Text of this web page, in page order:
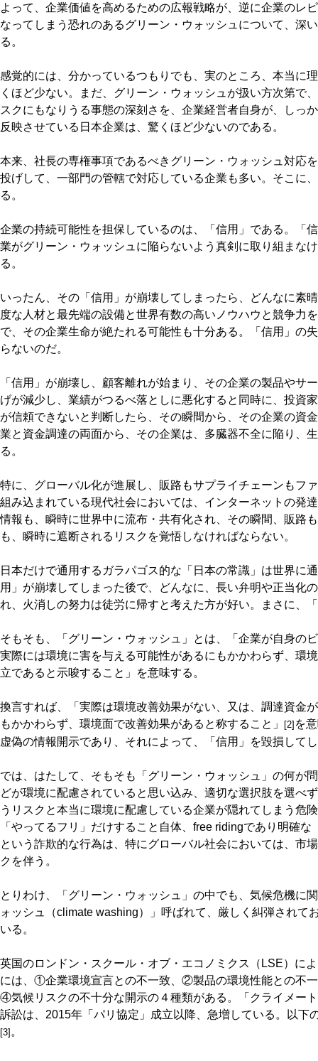
よって、企業価値を高めるための広報戦略が、逆に企業のレ
なってしまう恐れのあるグリーン・ウォッシュについて、深
る。
感覚的には、分かっているつもりでも、実のところ、本当に
くほど少ない。まだ、グリーン・ウォッシュが扱い方次第で
スクにもなりうる事態の深刻さを、企業経営者自身が、しっ
反映させている日本企業は、驚くほど少ないのである。
本来、社長の専権事項であるべきグリーン・ウォッシュ対応
投げして、一部門の管轄で対応している企業も多い。そこに
る。
企業の持続可能性を担保しているのは、「信用」である。「
業がグリーン・ウォッシュに陥らないよう真剣に取り組まな
る。
いったん、その「信用」が崩壊してしまったら、どんなに素
度な人材と最先端の設備と世界有数の高いノウハウと競争力
で、その企業生命が絶たれる可能性も十分ある。「信用」の
らないのだ。
「信用」が崩壊し、顧客離れが始まり、その企業の製品やサ
げが減少し、業績がつるべ落としに悪化すると同時に、投資
が信頼できないと判断したら、その瞬間から、その企業の資
業と資金調達の両面から、その企業は、多臓器不全に陥り、
る。
特に、グローバル化が進展し、販路もサプライチェーンもフ
組み込まれている現代社会においては、インターネットの発
情報も、瞬時に世界中に流布・共有化され、その瞬間、販路
も、瞬時に遮断されるリスクを覚悟しなければならない。
日本だけで通用するガラパゴス的な「日本の常識」は世界に
用」が崩壊してしまった後で、どんなに、長い弁明や正当化
れ、火消しの努力は徒労に帰すと考えた方が好い。まさに、
そもそも、「グリーン・ウォッシュ」とは、「企業が自身の
実際には環境に害を与える可能性があるにもかかわらず、環
立であると示唆すること」を意味する。
換言すれば、「実際は環境改善効果がない、又は、調達資金
もかかわらず、環境面で改善効果があると称すること」
[2] を
虚偽の情報開示であり、それによって、「信用」を毀損して
では、はたして、そもそも「グリーン・ウォッシュ」の何が
どが環境に配慮されていると思い込み、適切な選択肢を選べ
うリスクと本当に環境に配慮している企業が隠れてしまう危
「やってるフリ」だけすること自体、free ridingであり明確
という詐欺的な行為は、特にグローバル社会においては、市
クを伴う。
とりわけ、「グリーン・ウォッシュ」の中でも、気候危機に
ォッシュ（climate washing）」呼ばれて、厳しく糾弾されて
いる。
英国のロンドン・スクール・オブ・エコノミクス（LSE）に
には、①企業環境宣言との不一致、②製品の環境性能との不
④気候リスクの不十分な開示の４種類がある。「クライメー
訴訟は、2015年「パリ協定」成立以降、急増している。以下
[3] 。